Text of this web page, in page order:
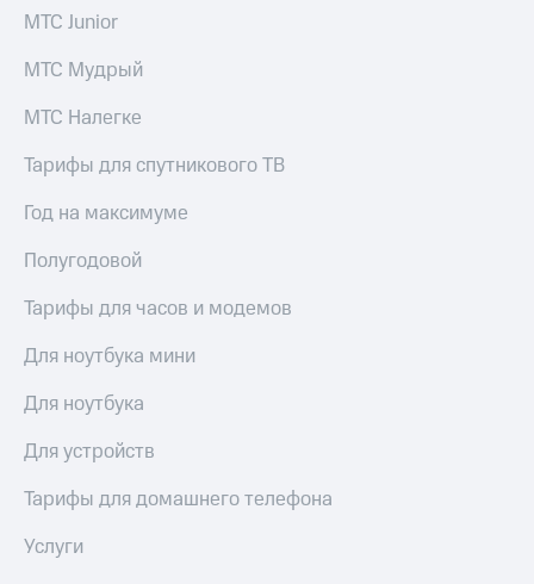
МТС Junior
МТС Мудрый
МТС Налегке
Тарифы для спутникового ТВ
Год на максимуме
Полугодовой
Тарифы для часов и модемов
Для ноутбука мини
Для ноутбука
Для устройств
Тарифы для домашнего телефона
Услуги